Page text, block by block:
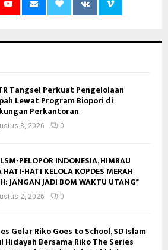
Tangsel Perkuat Pengelolaan
Lewat Program Biopori di
Perkantoran
8, 2026 0
PELOPOR INDONESIA, HIMBAU
HATI-HATI KELOLA KOPDES MERAH
JANGAN JADI BOM WAKTU UTANG*
2, 2026 0
Gelar Riko Goes to School, SD Islam
Hidayah Bersama Riko The Series